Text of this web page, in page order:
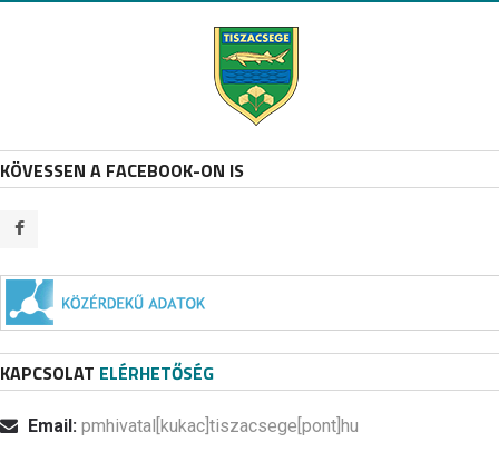
KÖVESSEN A FACEBOOK-ON IS
KAPCSOLAT ELÉRHETŐSÉG
Email: pmhivatal[kukac]tiszacsege[pont]hu